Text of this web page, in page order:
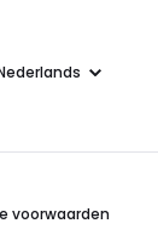
voorwaarden